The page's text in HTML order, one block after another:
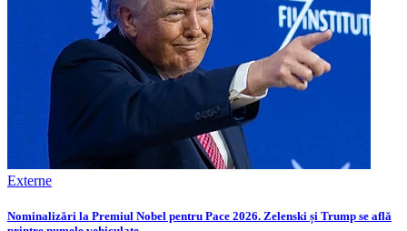
Externe
Nominalizări la Premiul Nobel pentru Pace 2026. Zelenski și Trump se află